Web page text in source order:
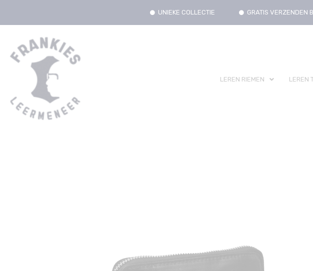
UNIEKE COLLECTIE GRATIS VERZENDEN
LEREN RIEMEN LEREN